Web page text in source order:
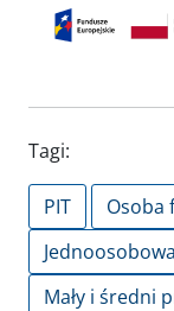
Tagi:
PIT
Osoba
Mały i średni